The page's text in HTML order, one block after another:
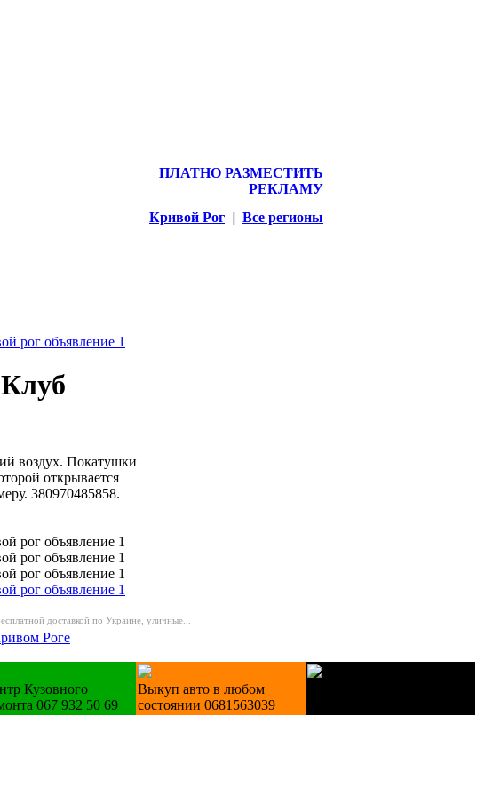
ПЛАТНО РАЗМЕСТИТЬ
РЕКЛАМУ
Кривой Рог | Все регионы
воздух. Покатушки
открывается
380970485858.
доставкой по Украине, уличные...
Роге
Кузовного
067 932 50 69
Выкуп авто в любом
состоянии 0681563039